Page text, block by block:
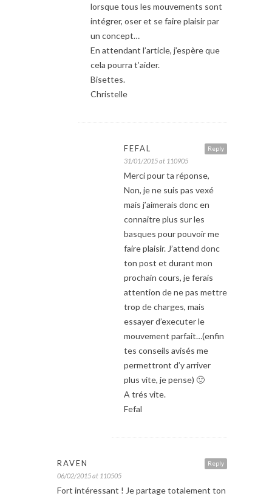
lorsque tous les mouvements sont
intégrer, oser et se faire plaisir par
un concept…
En attendant l’article, j’espère que
cela pourra t’aider.
Bisettes.
Christelle
Reply
FEFAL
31/01/2015 at 110905
Merci pour ta réponse,
Non, je ne suis pas vexé
mais j’aimerais donc en
connaitre plus sur les
basques pour pouvoir me
faire plaisir. J’attend donc
ton post et durant mon
prochain cours, je ferais
attention de ne pas mettre
trop de charges, mais
essayer d’executer le
mouvement parfait…(enfin
tes conseils avisés me
permettront d’y arriver
plus vite, je pense) 🙂
A trés vite.
Fefal
Reply
RAVEN
06/02/2015 at 110505
Fort intéressant ! Je partage totalement ton